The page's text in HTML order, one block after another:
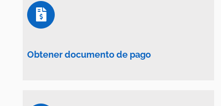
Obtener documento de pago